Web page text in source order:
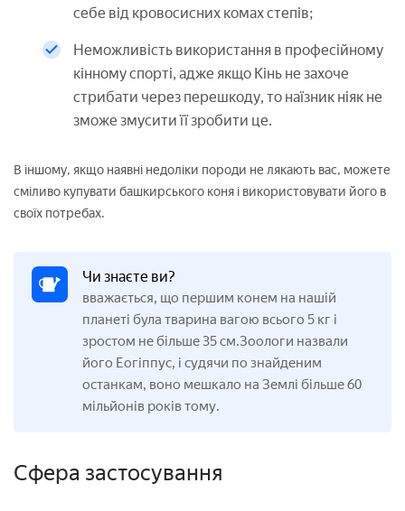
себе від кровосисних комах степів;
Неможливість використання в професійному
кінному спорті, адже якщо Кінь не захоче
стрибати через перешкоду, то наїзник ніяк не
зможе змусити її зробити це.
В іншому, якщо наявні недоліки породи не лякають вас, можете
сміливо купувати башкирського коня і використовувати його в
своїх потребах.
Чи знаєте ви?
вважається, що першим конем на нашій
планеті була тварина вагою всього 5 кг і
зростом не більше 35 см.Зоологи назвали
його Еогіппус, і судячи по знайденим
останкам, воно мешкало на Землі більше 60
мільйонів років тому.
Сфера застосування